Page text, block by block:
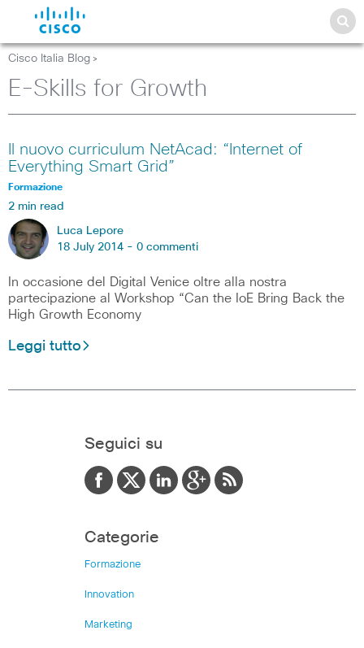
Cisco Italia Blog >
E-Skills for Growth
Il nuovo curriculum NetAcad: “Internet of
Everything Smart Grid”
Formazione
2 min read
Luca Lepore
18 July 2014 - 0 commenti
In occasione del Digital Venice oltre alla nostra
partecipazione al Workshop “Can the IoE Bring Back the
High Growth Economy
Leggi tutto
Seguici su
Categorie
Formazione
Innovation
Marketing